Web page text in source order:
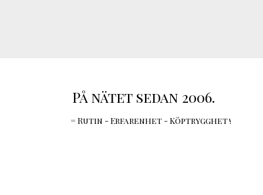
På nätet sedan 2006.
= Rutin - Erfarenhet - Köptrygghet !